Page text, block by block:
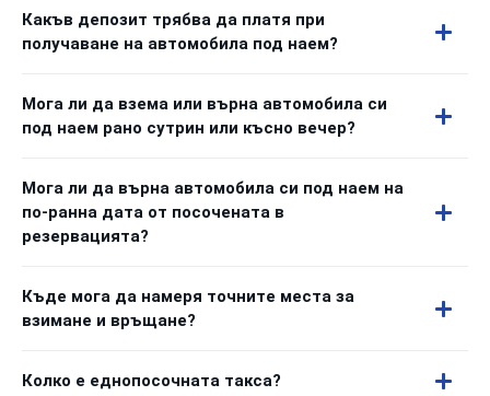
Какъв депозит трябва да платя при
получаване на автомобила под наем?
Мога ли да взема или върна автомобила си
под наем рано сутрин или късно вечер?
Мога ли да върна автомобила си под наем на
по-ранна дата от посочената в
резервацията?
Къде мога да намеря точните места за
взимане и връщане?
Колко е еднопосочната такса?